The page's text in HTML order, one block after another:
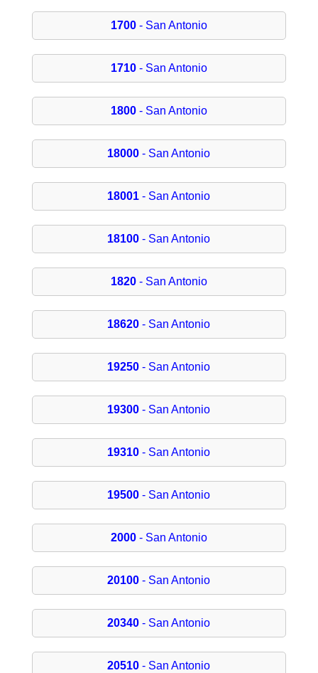
1700- San Antonio
1710- San Antonio
1800- San Antonio
18000 - San Antonio
18001 - San Antonio
18100 - San Antonio
1820- San Antonio
18620 - San Antonio
19250 - San Antonio
19300 - San Antonio
19310 - San Antonio
19500 - San Antonio
2000- San Antonio
20100 - San Antonio
20340 - San Antonio
20510 - San Antonio